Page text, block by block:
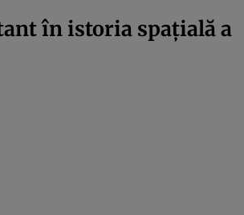
în istoria spațială a